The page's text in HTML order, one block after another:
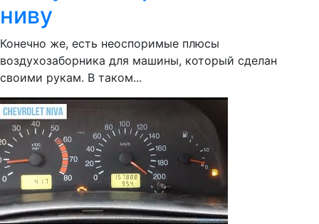
ниву
Конечно же, есть неоспоримые плюсы
воздухозаборника для машины, который сделан
своими рукам. В таком...